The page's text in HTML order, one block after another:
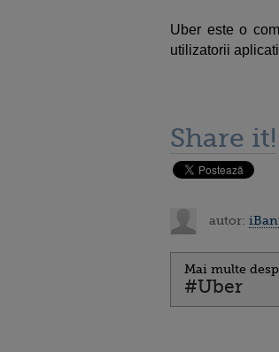
Uber este o
utilizatorii
Share it!
autor:
Mai multe
#Uber